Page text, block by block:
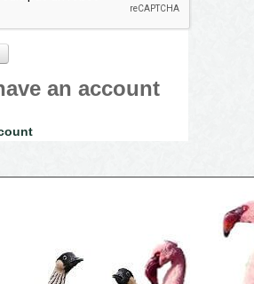
an account